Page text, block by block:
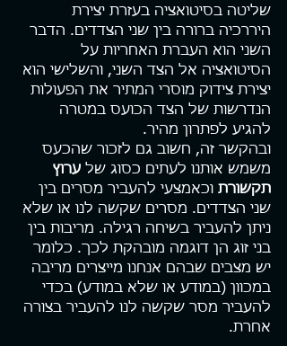
שליטה בסיטואציה בעזרת יצירת
היררכיה ברורה בין שני הצדדים. הדבר
השני הוא העברת האחריות על
הסיטואציה אל הצד השני, והשלישי הוא
יצירת צידוק מוסרי המתיר את הפעולות
הנדרשות של הצד הכועס במטרה
להגיע לפתרון מהיר.
ובהקשר זה, חשוב גם לזכור שהכעס
משמש אותנו לעתים כסוג של ערוץ
תקשורת וכאמצעי להעביר מסרים בין
שני הצדדים. מסרים שקשה לנו או שלא
ניתן להעביר בשיחה רגילה. מריבות בין
בני זוג הן דוגמה מובהקת לכך. כלומר
יש מצבים שבהם אנחנו מייצרים מריבה
במכוון (במודע או שלא במודע) בכדי
להעביר מסר שקשה לנו להעביר בצורה
אחרת.